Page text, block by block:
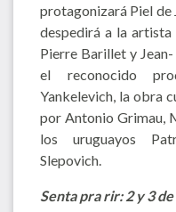
protagonizará Piel de
despedirá a la
Pierre Barillet y
el reconocido
Yankelevich, la obra
por Antonio Grimau,
los uruguayos
Slepovich.
Senta pra rir: 2 y 3